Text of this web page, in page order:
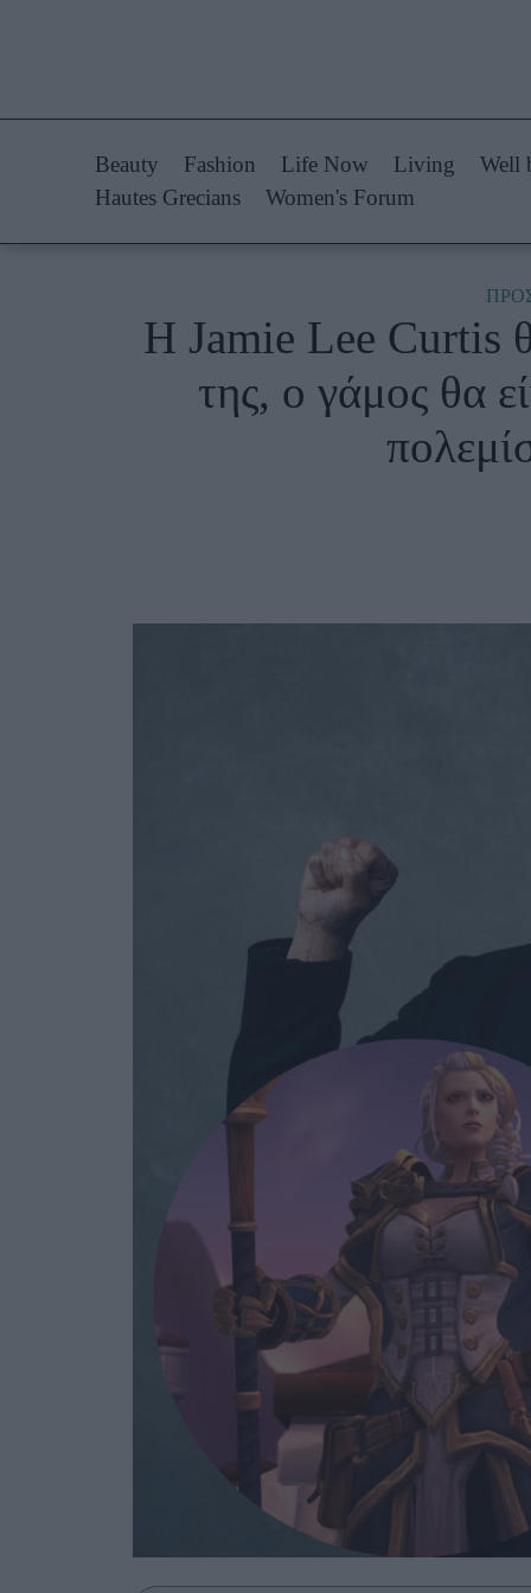
Styling Tips
Fashion News
Woman Power
Celebrities
Συνεντεύξεις
Ask the
Beauty Fashion Life Now Living Well
Hautes Grecians
Women's Forum
H Jamie Lee Curtis
της, ο γάμος θα